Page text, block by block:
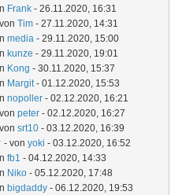
Frank - 26.11.2020, 16:31
Tim - 27.11.2020, 14:31
media - 29.11.2020, 15:00
kunze - 29.11.2020, 19:01
Kong - 30.11.2020, 15:37
Margit- 01.12.2020, 15:53
nopoller - 02.12.2020, 16:21
peter - 02.12.2020, 16:27
srt10 - 03.12.2020, 16:39
- vonyoki - 03.12.2020, 16:52
fb1 - 04.12.2020, 14:33
Niko - 05.12.2020, 17:48
bigdaddy - 06.12.2020, 19:53